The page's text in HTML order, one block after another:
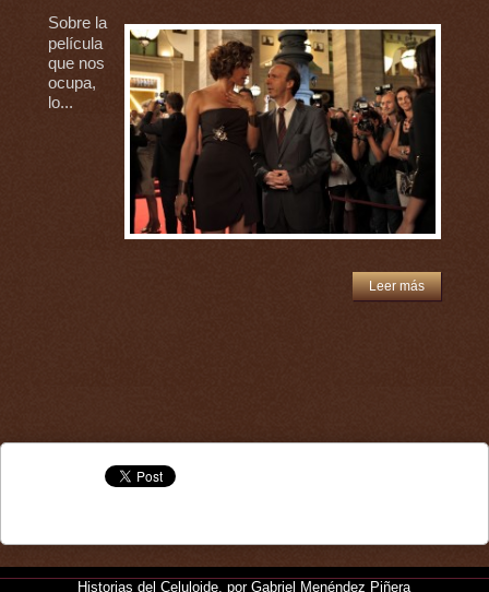
Sobre la
película
que nos
ocupa,
lo...
Leer más
Historias del Celuloide, por Gabriel Menéndez Piñera